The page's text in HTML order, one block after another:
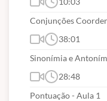
Conjunções
38:01
Sinonímia e
28:48
Pontuação - Aula 1